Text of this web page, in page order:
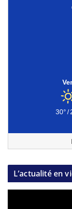
30°/
L’actualité en